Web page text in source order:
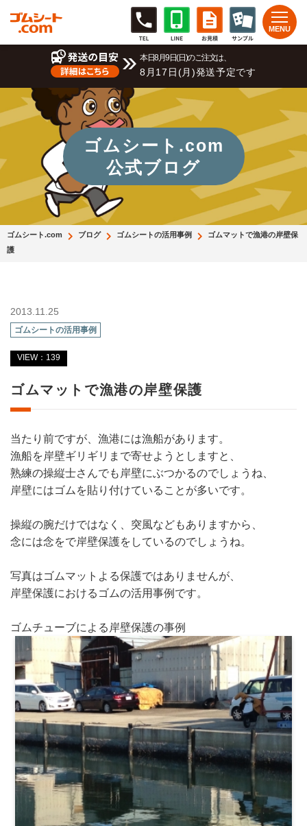
本日8月9日(日)のご注文は、
8月17日(月)発送予定です
ゴムシート.com
公式ブログ
ゴムシート.com ブログ ゴムシートの活用事例
ゴムマットで漁港の岸壁保
護
2013.11.25
ゴムシートの活用事例
VIEW：139
ゴムマットで漁港の岸壁保護
当たり前ですが、漁港には漁船があります。
漁船を岸壁ギリギリまで寄せようとしますと、
熟練の操縦士さんでも岸壁にぶつかるのでしょうね、
岸壁にはゴムを貼り付けていることが多いです。
操縦の腕だけではなく、突風などもありますから、
念には念をで岸壁保護をしているのでしょうね。
写真はゴムマットよる保護ではありませんが、
岸壁保護におけるゴムの活用事例です。
ゴムチューブによる岸壁保護の事例